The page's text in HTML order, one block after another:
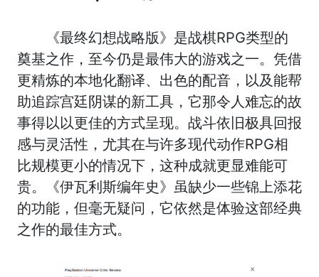
《最终幻想战略版》是战棋RPG类型的
奠基之作，至今仍是最伟大的游戏之一。凭借
更精炼的本地化翻译、出色的配音，以及能帮
助追踪宫廷阴谋的新工具，它那令人难忘的故
事得以以更佳的方式呈现。战斗依旧极具回报
感与灵活性，尤其在与许多现代动作RPG相
比规模更小的情况下，这种成就更显难能可
贵。《伊瓦利斯编年史》虽缺少一些锦上添花
的功能，但毫无疑问，它依然是体验这部经典
之作的最佳方式。